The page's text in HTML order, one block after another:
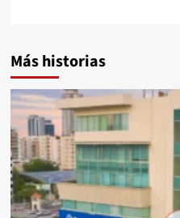
Más historias